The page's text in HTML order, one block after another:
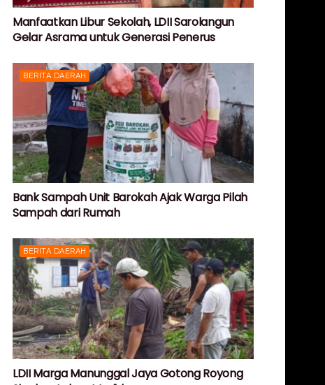
Manfaatkan Libur Sekolah, LDII Sarolangun
Gelar Asrama untuk Generasi Penerus
BERITA DAERAH
Bank Sampah Unit Barokah Ajak Warga Pilah
Sampah dari Rumah
BERITA DAERAH
LDII Marga Manunggal Jaya Gotong Royong